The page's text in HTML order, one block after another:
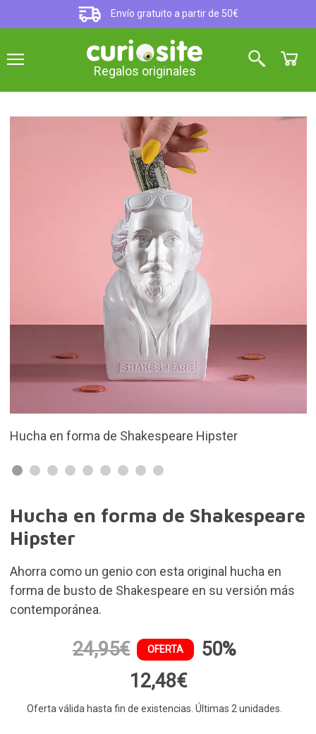
Envío gratuito a partir de 50€
Regalos originales
Hipster Fabricada en poliresina
Hucha en forma de Shakespeare
Hipster
Ahorra como un genio con esta original hucha en
forma de busto de Shakespeare en su versión más
contemporánea.
24,95€ OFERTA
50%
12,48€
Oferta válida hasta fin de existencias. Últimas 2 unidades.